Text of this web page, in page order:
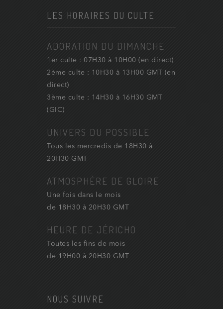
LES HORAIRES DU CULTE
ADORATION DU DIMANCHE
1er culte : 07H30 à 10H00 (en direct)
2ème culte : 10H30 à 13H00 GMT (en
direct)
3ème culte : 14H30 à 16H30 GMT
(GIC)
UNIVERS DU POSSIBLE
Tous les mercredis de 18H30 à
20H30 GMT
ATMOSPHÈRE DE GLOIRE
Une fois dans le mois
de 18H30 à 20H30 GMT
HEURE DE JÉRICHO
Toutes les fins de mois
de 19H00 à 20H30 GMT
NOUS SUIVRE